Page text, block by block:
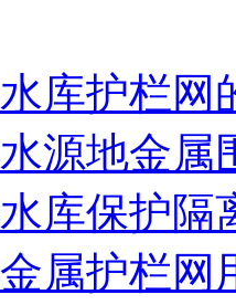
水库护栏网
水源地金属
水库保护隔
金属护栏网